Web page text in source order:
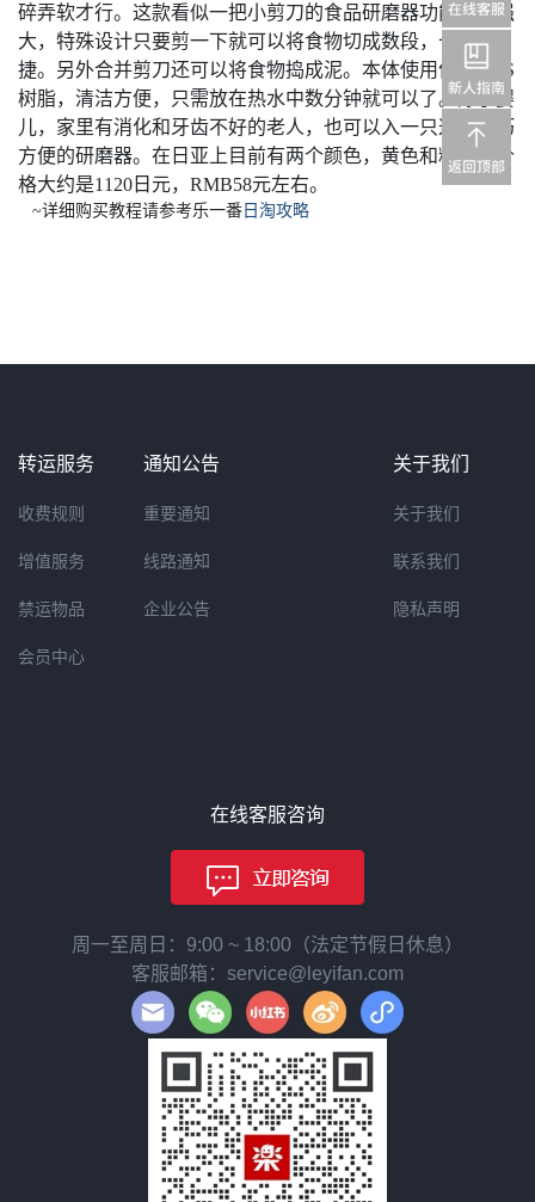
碎弄软才行。这款看似一把小剪刀的食品研磨器功能十分强
大，特殊设计只要剪一下就可以将食物切成数段，十分便
捷。另外合并剪刀还可以将食物捣成泥。本体使用优质ABS
树脂，清洁方便，只需放在热水中数分钟就可以了。除了婴
儿，家里有消化和牙齿不好的老人，也可以入一只这样小巧
方便的研磨器。在日亚上目前有两个颜色，黄色和粉色，价
格大约是1120日元，RMB58元左右。
~详细购买教程请参考乐一番 日淘攻略
转运服务
收费规则
增值服务
禁运物品
会员中心
通知公告
重要通知
线路通知
企业公告
关于我们
关于我们
联系我们
隐私声明
在线客服咨询
周一至周日：9:00 ~ 18:00（法定节假日休息）
客服邮箱：service@leyifan.com